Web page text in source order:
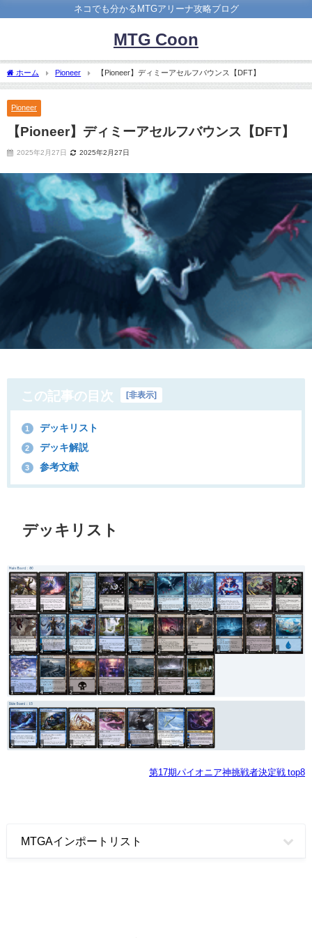
ネコでも分かるMTGアリーナ攻略ブログ
MTG Coon
ホーム Pioneer 【Pioneer】ディミーアセルフバウンス【DFT】
Pioneer
【Pioneer】ディミーアセルフバウンス【DFT】
2025年2月27日 2025年2月27日
この記事の目次 非表示
1 デッキリスト
2 デッキ解説
3 参考文献
デッキリスト
第17期パイオニア神挑戦者決定戦 top8
MTGAインポートリスト